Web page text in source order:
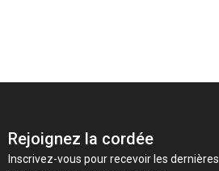
Rejoignez la cordée
Inscrivez-vous pour recevoir les dernières